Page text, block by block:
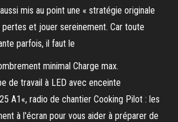
mis au point une « stratégie originale
pertes et jouer sereinement. Car toute
parfois, il faut le
minimal Charge max.
de travail à LED avec enceinte
A1«, radio de chantier Cooking Pilot : les
à l'écran pour vous aider à préparer de